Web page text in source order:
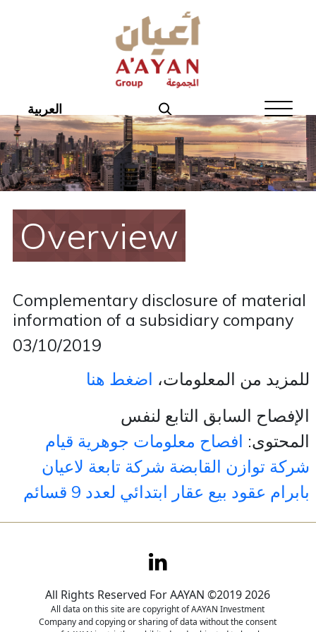
العربية
Overview
Complementary disclosure of material
information of a subsidiary company
03/10/2019
للمزيد من المعلومات، اضغط هنا
الإفصاح السابق التابع لنفس
المحتوى: افصاح معلومات جوهرية قيام
شركة توازن القابضة شركة تابعة لاعيان
بابرام عقود بيع عقار ابتدائي لعدد 9 قسائم
All Rights Reserved For AAYAN ©2019 2026
All data on this site are copyright of AAYAN Investment
Company and copying or sharing of data without the consent
Home
About Aayan
Governance
Our Products
Aayan News
Real Estate
Careers